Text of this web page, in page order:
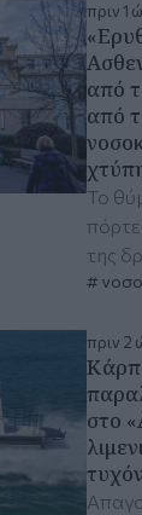
πριν 1
από
από
Το
της
πριν 2
στο